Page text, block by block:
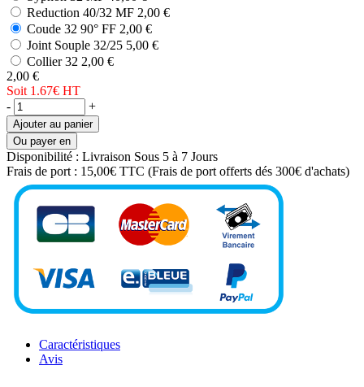
Reduction 40/32 MF 2,00 €
Coude 32 90° FF 2,00 €
Joint Souple 32/25 5,00 €
Collier 32 2,00 €
2,00 €
Soit 1.67€ HT
-
+
Ajouter au panier
Ou payer en
Disponibilité : Livraison Sous 5 à 7 Jours
Frais de port : 15,00€ TTC (Frais de port offerts dés 300€ d'achats)
Caractéristiques
Avis